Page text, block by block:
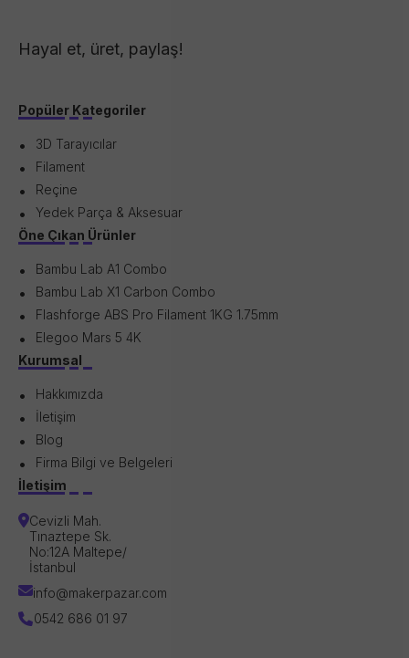
Hayal et, üret, paylaş!
Popüler Kategoriler
3D Tarayıcılar
Filament
Reçine
Yedek Parça & Aksesuar
Öne Çıkan Ürünler
Bambu Lab A1 Combo
Bambu Lab X1 Carbon Combo
Flashforge ABS Pro Filament 1KG 1.75mm
Elegoo Mars 5 4K
Kurumsal
Hakkımızda
İletişim
Blog
Firma Bilgi ve Belgeleri
İletişim
Cevizli Mah.
Tınaztepe Sk.
No:12A Maltepe/
İstanbul
info@makerpazar.com
0542 686 01 97